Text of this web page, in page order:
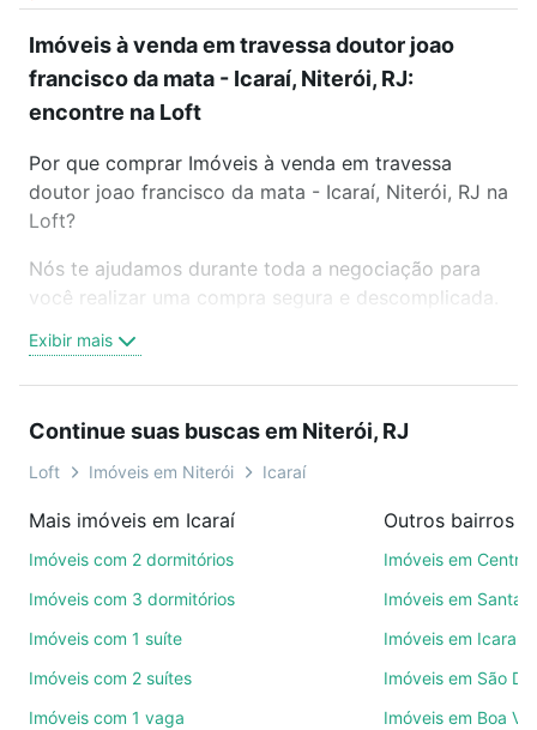
Imóveis à venda em travessa doutor joao
francisco da mata - Icaraí, Niterói, RJ:
encontre na Loft
Por que comprar Imóveis à venda em travessa
doutor joao francisco da mata - Icaraí, Niterói, RJ na
Loft?
Nós te ajudamos durante toda a negociação para
você realizar uma compra segura e descomplicada.
trabalho e do metrô, aqui você vai encontrar a
oferta ideal de Imóveis à venda em travessa doutor
conquistar seu sonho. Agende uma visita presencial
ou por videochamada, é grátis, sem compromisso e
imobiliárias te ajudando na compra, venda ou troca
de imóveis.
Como escolher um imóvel?
Use barra de busca no topo para pesquisar por
ruas, bairros e até condomínios favoritos. Você
também pode usar os filtros como quantidade de
Exibir mais
Continue suas buscas em Niterói, RJ
Loft Imóveis em Niterói Icaraí
Mais imóveis em Icaraí
Imóveis com 2 dormitórios
Imóveis com 3 dormitórios
Imóveis com 1 suíte
Imóveis com 2 suítes
Imóveis com 1 vaga
Outros bairros
Imóveis em Centro
Imóveis em
Imóveis em Icaraí
Imóveis em São
Imóveis em Boa